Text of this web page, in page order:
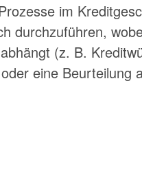
im
durchzuführen,
(z. B.
eine Beurteilung